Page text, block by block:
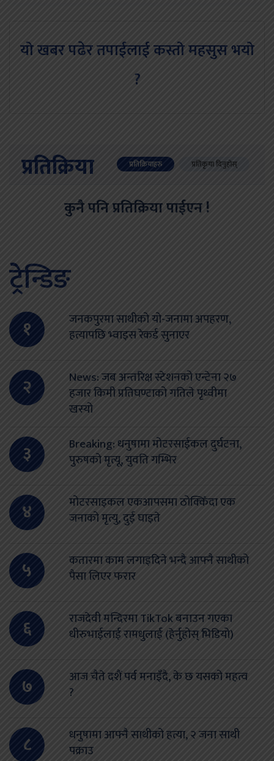
यो खबर पढेर तपाईलाई कस्तो महसुस भयो
?
प्रतिक्रिया प्रतिक्रियाहरु प्रतिकृया दिनुहोस्
कुनै पनि प्रतिक्रिया पाईएन !
ट्रेन्डिङ
१
जनकपुरमा साथीको यो-जनामा अपहरण,
हत्यापछि भ्वाइस रेकर्ड सुनाएर
२
News: जब अन्तरिक्ष स्टेशनको एन्टेना २७
हजार किमी प्रतिघण्टाको गतिले पृथ्वीमा
खस्यो
३
Breaking: धनुषामा मोटरसाईकल दुर्घटना,
पुरुषको मृत्यू, युवति गम्भिर
४
मोटरसाइकल एकआपसमा ठोक्किँदा एक
जनाको मृत्यु, दुई घाइते
५
कतारमा काम लगाइदिने भन्दै आफ्नै साथीको
पैसा लिएर फरार
६
राजदेवी मन्दिरमा TikTok बनाउन गएका
धीरुभाईलाई रामधुलाई (हेर्नुहोस् भिडियो)
७
आज चैते दशैं पर्व मनाइँदै, के छ यसको महत्व
?
८
धनुषामा आफ्नै साथीको हत्या, २ जना साथी
पक्राउ